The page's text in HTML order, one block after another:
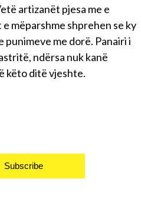
artizanët pjesa me e
mëparshme shprehen se ky
me dorë. Panairi i
ndërsa nuk kanë
këto ditë vjeshte.
Subscribe